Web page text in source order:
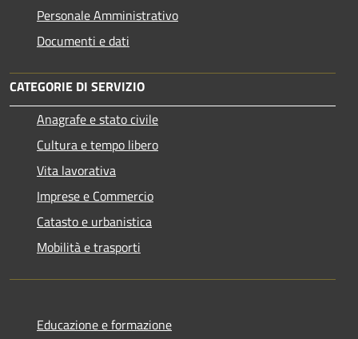
Personale Amministrativo
Documenti e dati
CATEGORIE DI SERVIZIO
Anagrafe e stato civile
Cultura e tempo libero
Vita lavorativa
Imprese e Commercio
Catasto e urbanistica
Mobilità e trasporti
Educazione e formazione